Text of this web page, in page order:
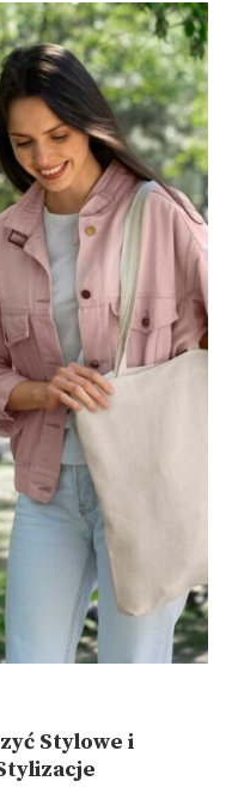
Stylowe i